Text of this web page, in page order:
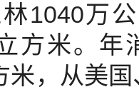
1040万
方米。年
米，从美